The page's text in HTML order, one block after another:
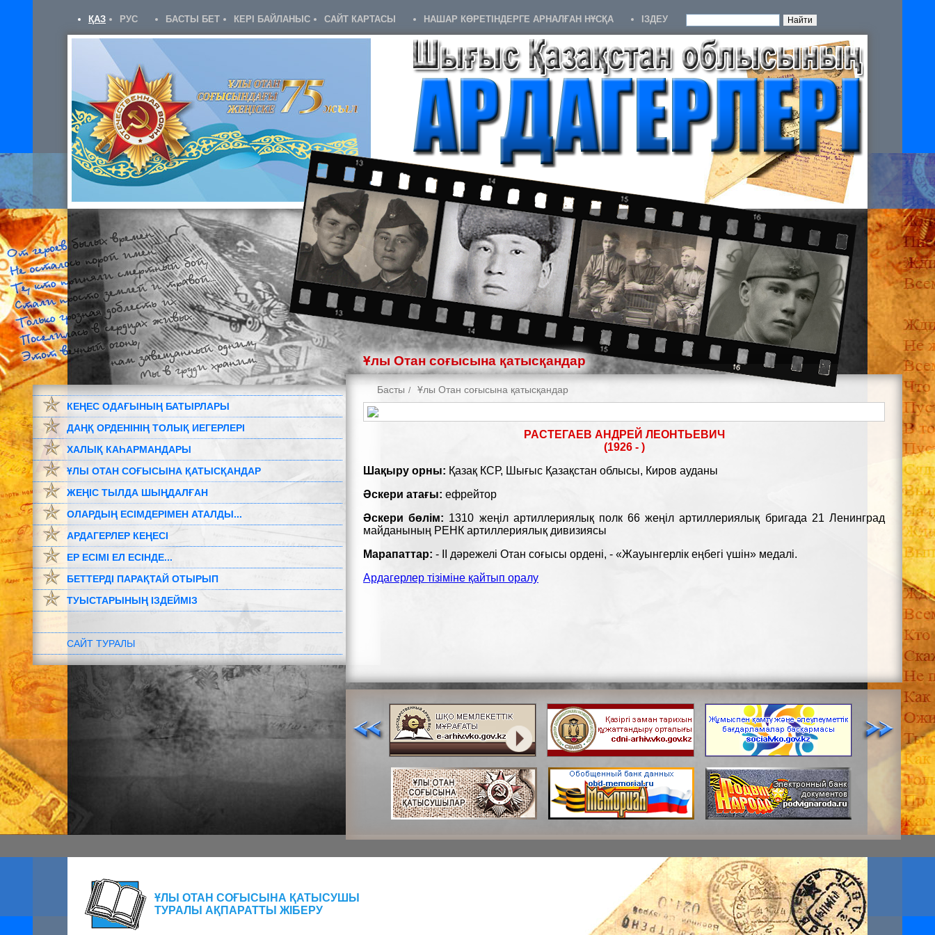
ҚАЗ РУС БАСТЫ БЕТ КЕРІ БАЙЛАНЫС САЙТ КАРТАСЫ НАШАР КӨРЕТІНДЕРГЕ АРНАЛҒАН НҰСҚА IЗДЕУ
Ұлы Отан соғысына қатысқандар
КЕҢЕС ОДАҒЫНЫҢ БАТЫРЛАРЫ
ДАҢҚ ОРДЕНІНІҢ ТОЛЫҚ ИЕГЕРЛЕРІ
ХАЛЫҚ КАҺАРМАНДАРЫ
ҰЛЫ ОТАН СОҒЫСЫНА ҚАТЫСҚАНДАР
ЖЕҢІС ТЫЛДА ШЫҢДАЛҒАН
ОЛАРДЫҢ ЕСІМДЕРІМЕН АТАЛДЫ...
АРДАГЕРЛЕР КЕҢЕСІ
ЕР ЕСІМІ ЕЛ ЕСІНДЕ...
БЕТТЕРДІ ПАРАҚТАЙ ОТЫРЫП
ТУЫСТАРЫНЫҢ ІЗДЕЙМІЗ
САЙТ ТУРАЛЫ
Басты Ұлы Отан соғысына қатысқандар
РАСТЕГАЕВ АНДРЕЙ ЛЕОНТЬЕВИЧ
(1926 - )
Шақыру орны: Қазақ КСР, Шығыс Қазақстан облысы, Киров ауданы
Әскери атағы: ефрейтор
Әскери бөлім: 1310 жеңіл артиллериялық полк 66 жеңіл артиллериялық бригада 21 Ленинград
майданының РЕНК артиллериялық дивизиясы
Марапаттар: - II дәрежелі Отан соғысы ордені, - «Жауынгерлік еңбегі үшін» медалі.
Ардагерлер тізіміне қайтып оралу
ҰЛЫ ОТАН СОҒЫСЫНА ҚАТЫСУШЫ
ТУРАЛЫ АҚПАРАТТЫ ЖІБЕРУ